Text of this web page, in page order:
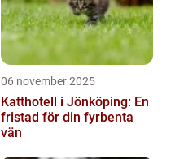
06 november 2025
Katthotell i Jönköping: En
fristad för din fyrbenta
vän